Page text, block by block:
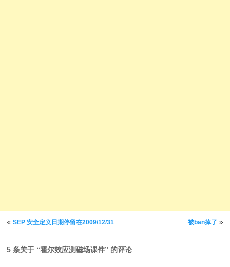
文章导航
«SEP 安全定义日期停留在2009/12/31 被ban掉了 »
5 条关于 “霍尔效应测磁场课件” 的评论